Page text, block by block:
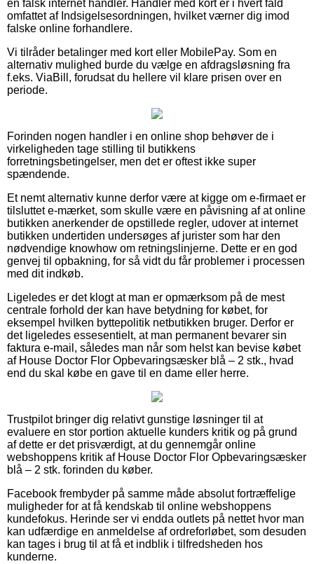
en falsk internet handler. Handler med kort er i hvert fald
omfattet af Indsigelsesordningen, hvilket værner dig imod
falske online forhandlere.
Vi tilråder betalinger med kort eller MobilePay. Som en
alternativ mulighed burde du vælge en afdragsløsning fra
f.eks. ViaBill, forudsat du hellere vil klare prisen over en
periode.
Forinden nogen handler i en online shop behøver de i
virkeligheden tage stilling til butikkens
forretningsbetingelser, men det er oftest ikke super
spændende.
Et nemt alternativ kunne derfor være at kigge om e-firmaet er
tilsluttet e-mærket, som skulle være en påvisning af at online
butikken anerkender de opstillede regler, udover at internet
butikken undertiden undersøges af jurister som har den
nødvendige knowhow om retningslinjerne. Dette er en god
genvej til opbakning, for så vidt du får problemer i processen
med dit indkøb.
Ligeledes er det klogt at man er opmærksom på de mest
centrale forhold der kan have betydning for købet, for
eksempel hvilken byttepolitik netbutikken bruger. Derfor er
det ligeledes essesentielt, at man permanent bevarer sin
faktura e-mail, således man når som helst kan bevise købet
af House Doctor Flor Opbevaringsæsker blå – 2 stk., hvad
end du skal købe en gave til en dame eller herre.
Trustpilot bringer dig relativt gunstige løsninger til at
evaluere en stor portion aktuelle kunders kritik og på grund
af dette er det prisværdigt, at du gennemgår online
webshoppens kritik af House Doctor Flor Opbevaringsæsker
blå – 2 stk. forinden du køber.
Facebook frembyder på samme måde absolut fortræffelige
muligheder for at få kendskab til online webshoppens
kundefokus. Herinde ser vi endda outlets på nettet hvor man
kan udfærdige en anmeldelse af ordreforløbet, som desuden
kan tages i brug til at få et indblik i tilfredsheden hos
kunderne.